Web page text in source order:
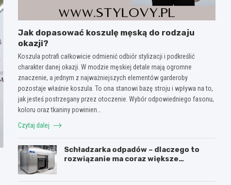
Jak dopasować koszulę męską do rodzaju
okazji?
Koszula potrafi całkowicie odmienić odbiór stylizacji i podkreślić
charakter danej okazji. W modzie męskiej detale mają ogromne
znaczenie, a jednym z najważniejszych elementów garderoby
pozostaje właśnie koszula. To ona stanowi bazę stroju i wpływa na to,
jak jesteś postrzegany przez otoczenie. Wybór odpowiedniego fasonu,
koloru oraz tkaniny powinien…
Czytaj dalej
Schładzarka odpadów – dlaczego to
rozwiązanie ma coraz większe